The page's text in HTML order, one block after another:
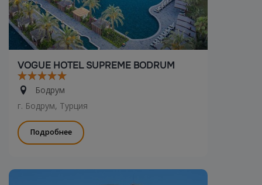
VOGUE HOTEL SUPREME BODRUM
Бодрум
г. Бодрум, Турция
Подробнее